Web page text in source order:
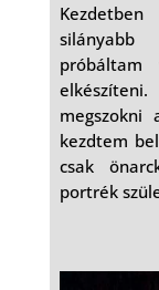
próbáltam
megszokni
kezdtem
csak
portrék